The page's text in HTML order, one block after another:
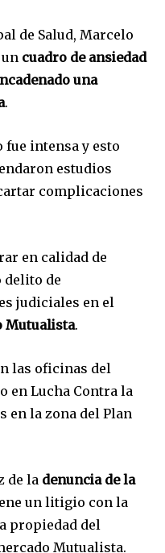
de Salud, Marcelo
cuadro de ansiedad
una
.
intensa y esto
estudios
complicaciones
en calidad de
delito de
judiciales en el
Mutualista.
las oficinas del
en Lucha Contra la
en la zona del Plan
de la denuncia de la
un litigio con la
propiedad del
Mutualista.